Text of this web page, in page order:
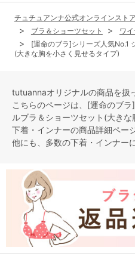
チュチュアンナ公式オンラインストア
ブラ＆ショーツセット
ワ
[運命のブラ]シリーズ人気No.1
(大きな胸を小さく見せるタイプ)
tutuannaオリジナルの商品を扱
こちらのページは、[運命のブ
ルブラ＆ショーツセット(大き
下着・インナーの商品詳細ペー
他にも、多数の下着・インナー